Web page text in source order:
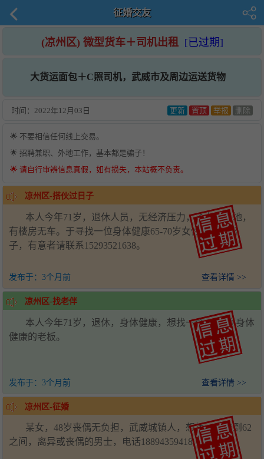
征婚交友
(凉州区) 微型货车＋司机出租 [已过期]
大货运面包＋C照司机，武威市及周边运送货物
时间： 2022年12月03日 更新 置顶 举报 删除
🌟 不要相信任何线上交易。
🌟 招聘兼职、外地工作，基本都是骗子！
🌟 请自行审辨信息真假，如有损失，本站概不负责。
凉州区-搭伙过日子
本人今年71岁，退休人员，无经济压力，子女在外地，
有楼房无车。于寻找一位身体健康65-70岁女性搭伙过日
子，有意者请联系15293521638。
发布于： 3个月前 查看详情 >>
凉州区-找老伴
本人今年71岁，退休，身体健康，想找一个68-70岁身体
健康的老板。
发布于： 3个月前 查看详情 >>
凉州区-征婚
某女，48岁丧偶无负担，武威城镇人，想找一个42到62
之间，离异或丧偶的男士，电话18894359418